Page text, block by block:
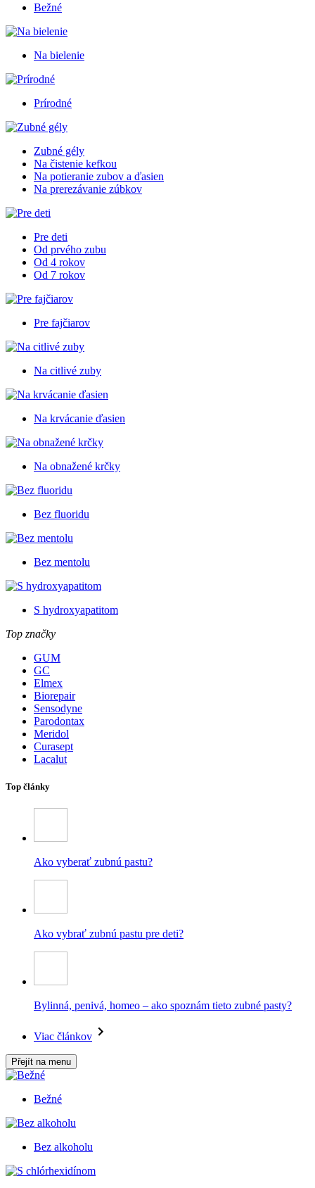
Bežné
Na bielenie
Prírodné
Zubné gély
Na čistenie kefkou
Na potieranie zubov a ďasien
Na prerezávanie zúbkov
Pre deti
Od prvého zubu
Od 4 rokov
Od 7 rokov
Pre fajčiarov
Na citlivé zuby
Na krvácanie ďasien
Na obnažené krčky
Bez fluoridu
Bez mentolu
S hydroxyapatitom
Top značky
GUM
GC
Elmex
Biorepair
Sensodyne
Parodontax
Meridol
Curasept
Lacalut
Top články
Ako vyberať zubnú pastu?
Ako vybrať zubnú pastu pre deti?
Bylinná, penivá, homeo – ako spoznám tieto zubné pasty?
Viac článkov
Přejít na menu
Bežné
Bez alkoholu